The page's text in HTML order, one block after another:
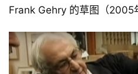
Frank Gehry 的草图（2005